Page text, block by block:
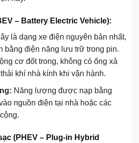
– Battery Electric Vehicle):
là dạng xe điện nguyên bản nhất,
bằng điện năng lưu trữ trong pin.
cơ đốt trong, không có ống xả
khí nhà kính khi vận hành.
Năng lượng được nạp bằng
nguồn điện tại nhà hoặc các
(PHEV – Plug-in Hybrid